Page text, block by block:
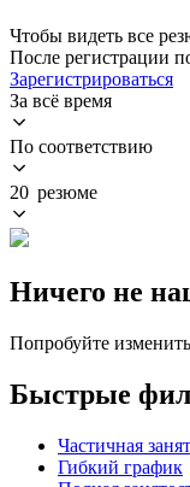
Чтобы видеть все
После регистрации
Зарегистрироваться
За всё время
По соответствию
20 резюме
Ничего не
Попробуйте
Быстрые
Частичная
Гибкий график